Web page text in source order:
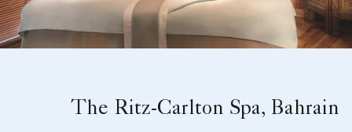
The Ritz-Carlton Spa, Bahrain